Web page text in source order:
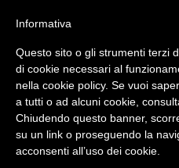

Informativa
Questo sito o gli strumenti terzi
di cookie necessari al
nella cookie policy. Se vuoi
a tutti o ad alcuni cookie,
Chiudendo questo banner,
su un link o proseguendo la
acconsenti all’uso dei cookie.